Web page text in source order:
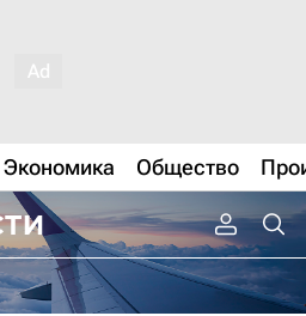
Экономика Общество